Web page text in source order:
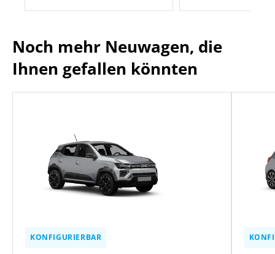
Noch mehr Neuwagen, die
Ihnen gefallen könnten
KONFIGURIERBAR